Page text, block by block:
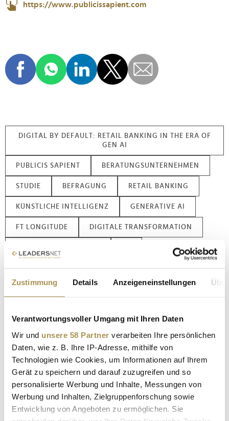
Zustimmung Details Anzeigeneinstellungen
Verantwortungsvoller Umgang mit Ihren Daten
Wir und unsere 58 Partner verarbeiten Ihre persönlichen
Daten, wie z. B. Ihre IP-Adresse, mithilfe von
Technologien wie Cookies, um Informationen auf Ihrem
Gerät zu speichern und darauf zuzugreifen und so
personalisierte Werbung und Inhalte, Messungen von
Werbung und Inhalten, Zielgruppenforschung sowie
Entwicklung von Angeboten zu ermöglichen. Sie
https://www.publicissapient.com
DIGITAL BY DEFAULT: RETAIL BANKING IN THE ERA OF
GEN AI
PUBLICIS SAPIENT BERATUNGSUNTERNEHMEN
STUDIE BEFRAGUNG RETAIL BANKING
KÜNSTLICHE INTELLIGENZ GENERATIVE AI
FT LONGITUDE DIGITALE TRANSFORMATION
ALEXANDER SCHROFF
KOMPLETTER REPORT KOSTENLOS
Kommentar veröffentlichen
Autor:*
Kommentar:*